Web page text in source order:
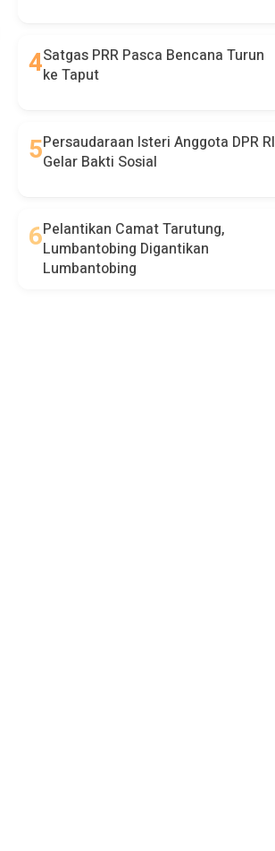
Satgas PRR Pasca Bencana Turun
ke Taput
Persaudaraan Isteri Anggota DPR RI
Gelar Bakti Sosial
Pelantikan Camat Tarutung,
Lumbantobing Digantikan
Lumbantobing